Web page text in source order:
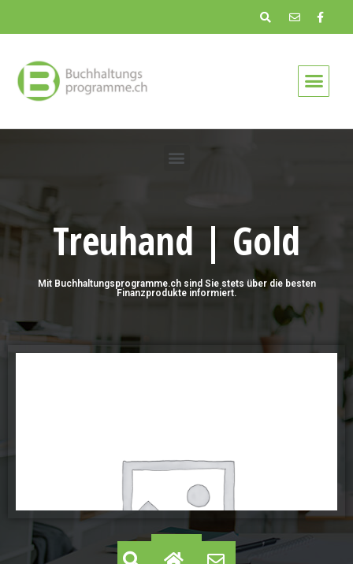
Treuhand | Gold
Mit Buchhaltungsprogramme.ch sind Sie stets über die besten
Finanzprodukte informiert.